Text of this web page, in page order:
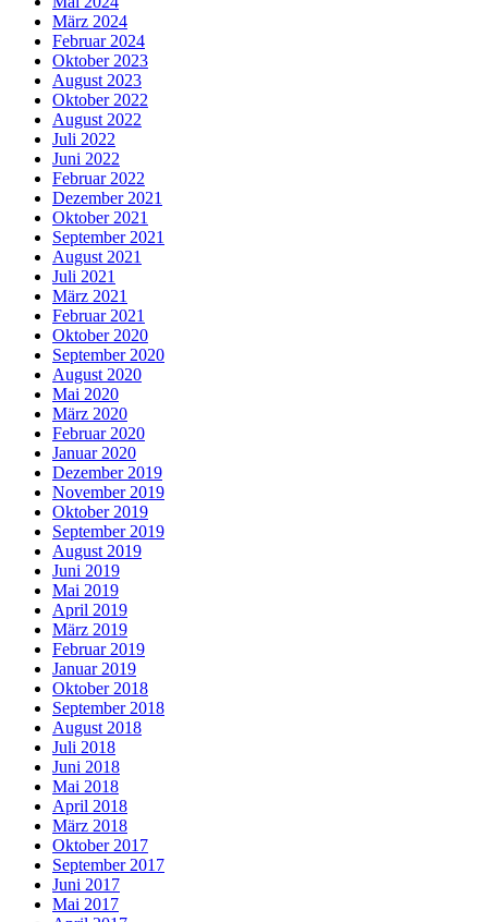
März 2024
Februar 2024
Oktober 2023
August 2023
Oktober 2022
August 2022
Juli 2022
Juni 2022
Februar 2022
Dezember 2021
Oktober 2021
September 2021
August 2021
Juli 2021
März 2021
Februar 2021
Oktober 2020
September 2020
August 2020
Mai 2020
März 2020
Februar 2020
Januar 2020
Dezember 2019
November 2019
Oktober 2019
September 2019
August 2019
Juni 2019
Mai 2019
April 2019
März 2019
Februar 2019
Januar 2019
Oktober 2018
September 2018
August 2018
Juli 2018
Juni 2018
Mai 2018
April 2018
März 2018
Oktober 2017
September 2017
Juni 2017
Mai 2017